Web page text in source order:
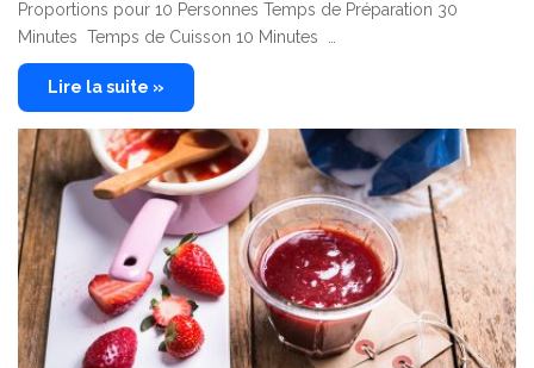
Proportions pour 10 Personnes Temps de Préparation 30
Minutes Temps de Cuisson 10 Minutes …
Lire la suite »